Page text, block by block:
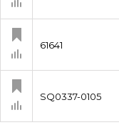
61641
SQ0337-0105